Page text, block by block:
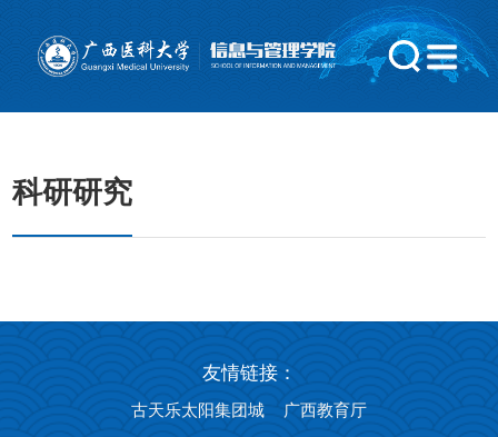
中国·太阳集团城(古天乐)股份有限公司|官方网站
科研研究
友情链接：
古天乐太阳集团城 广西教育厅